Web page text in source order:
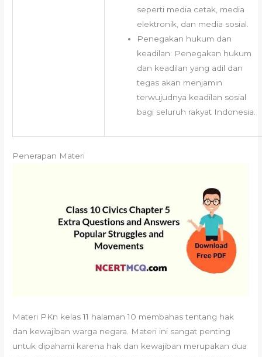
seperti media cetak, media
elektronik, dan media sosial.
Penegakan hukum dan
keadilan: Penegakan hukum
dan keadilan yang adil dan
tegas akan menjamin
terwujudnya keadilan sosial
bagi seluruh rakyat Indonesia.
Penerapan Materi
Materi PKn kelas 11 halaman 10 membahas tentang hak
dan kewajiban warga negara. Materi ini sangat penting
untuk dipahami karena hak dan kewajiban merupakan dua